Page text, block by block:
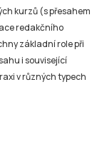
základní role při
i související
v různých typech
pro Online